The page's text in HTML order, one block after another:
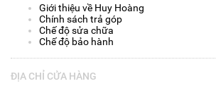
Giới thiệu về Huy Hoàng
Chính sách trả góp
Chế độ sửa chữa
Chế độ bảo hành
ĐỊA CHỈ CỬA HÀNG